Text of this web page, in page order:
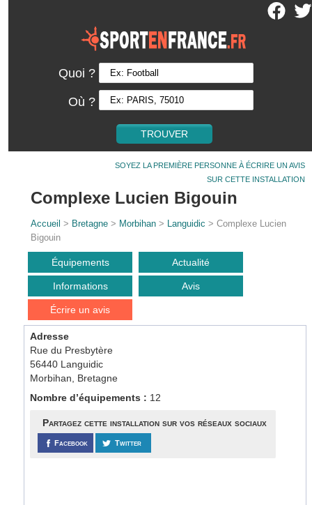
Quoi ?
Où ?
SOYEZ LA PREMIÈRE PERSONNE À ÉCRIRE UN AVIS
SUR CETTE INSTALLATION
Complexe Lucien Bigouin
Accueil > Bretagne > Morbihan > Languidic > Complexe Lucien
Bigouin
Équipements Actualité
Informations Avis
Écrire un avis
Adresse
Rue du Presbytère
56440 Languidic
Morbihan, Bretagne
Nombre d’équipements : 12
Partagez cette installation sur vos réseaux sociaux
Facebook Twitter